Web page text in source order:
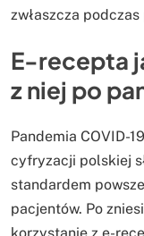
zwłaszcza podczas
E-recepta
z niej po
Pandemia COVID-
cyfryzacji polskiej
standardem
pacjentów. Po